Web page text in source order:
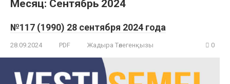
Месяц: Сентябрь 2024
№117 (1990) 28 сентября 2024 года
28.09.2024 PDF Жадыра Төлегенқызы 0